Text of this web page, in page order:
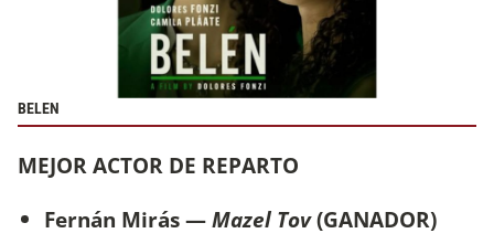
BELEN
MEJOR ACTOR DE REPARTO
Fernán Mirás —Mazel Tov(GANADOR)